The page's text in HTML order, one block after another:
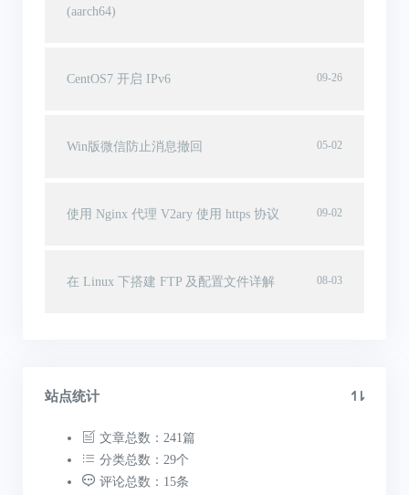
(aarch64)
09-26
CentOS7 开启 IPv6
05-02
Win版微信防止消息撤回
09-02
使用 Nginx 代理 V2ary 使用 https 协议
08-03
在 Linux 下搭建 FTP 及配置文件详解
站点统计
文章总数：241篇
分类总数：29个
评论总数：15条